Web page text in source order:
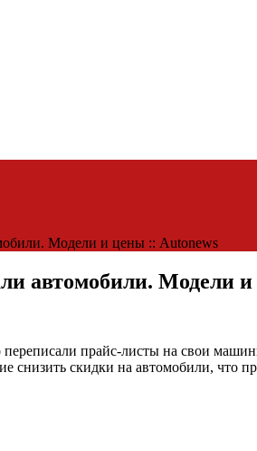
Модели и цены :: Autonews
автомобили. Модели
прайс-листы на свои
снизить скидки на автомобили, что